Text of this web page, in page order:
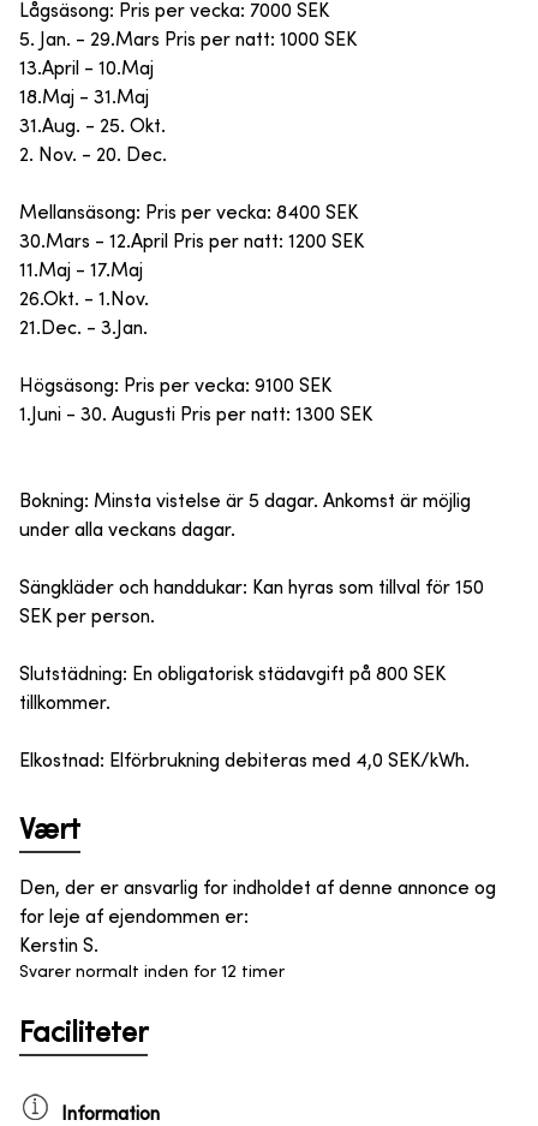
Lågsäsong: Pris per vecka: 7000 SEK
5. Jan. - 29.Mars Pris per natt: 1000 SEK
13.April - 10.Maj
18.Maj - 31.Maj
31.Aug. - 25. Okt.
2. Nov. - 20. Dec.
Mellansäsong: Pris per vecka: 8400 SEK
30.Mars - 12.April Pris per natt: 1200 SEK
11.Maj - 17.Maj
26.Okt. - 1.Nov.
21.Dec. - 3.Jan.
Högsäsong: Pris per vecka: 9100 SEK
1.Juni - 30. Augusti Pris per natt: 1300 SEK
Bokning: Minsta vistelse är 5 dagar. Ankomst är möjlig
under alla veckans dagar.
Sängkläder och handdukar: Kan hyras som tillval för 150
SEK per person.
Slutstädning: En obligatorisk städavgift på 800 SEK
tillkommer.
Elkostnad: Elförbrukning debiteras med 4,0 SEK/kWh.
Vært
Den, der er ansvarlig for indholdet af denne annonce og
for leje af ejendommen er:
Kerstin S.
Svarer normalt inden for 12 timer
Faciliteter
Information